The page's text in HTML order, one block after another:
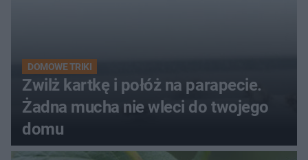
DOMOWE TRIKI
Zwilż kartkę i połóż na parapecie.
Żadna mucha nie wleci do twojego
domu